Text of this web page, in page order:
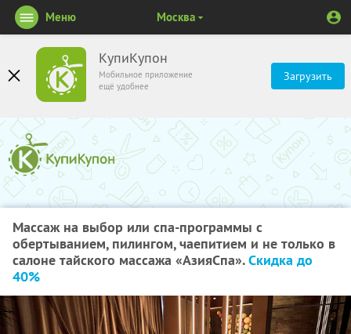
КупиКупон
Мобильное приложение
ещё удобнее
Загрузить
Меню Москва
Массаж на выбор или спа-программы с
обертыванием, пилингом, чаепитием и не только в
салоне тайского массажа «АзияСпа».Скидка до
40%